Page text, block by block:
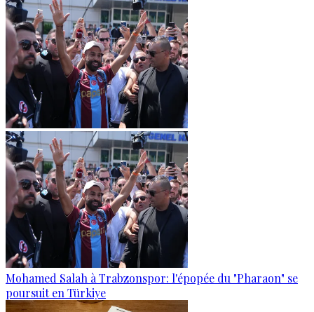
Mohamed Salah à Trabzonspor: l'épopée du "Pharaon" se
poursuit en Türkiye